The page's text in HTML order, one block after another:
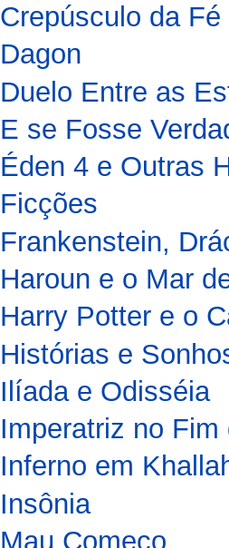
Crepúsculo da Fé
Dagon
Duelo Entre as
E se Fosse
Éden 4 e Outras
Ficções
Frankenstein,
Haroun e o Mar
Harry Potter e o
Histórias e
Ilíada e Odisséia
Imperatriz no Fim
Inferno em
Insônia
Mau Começo